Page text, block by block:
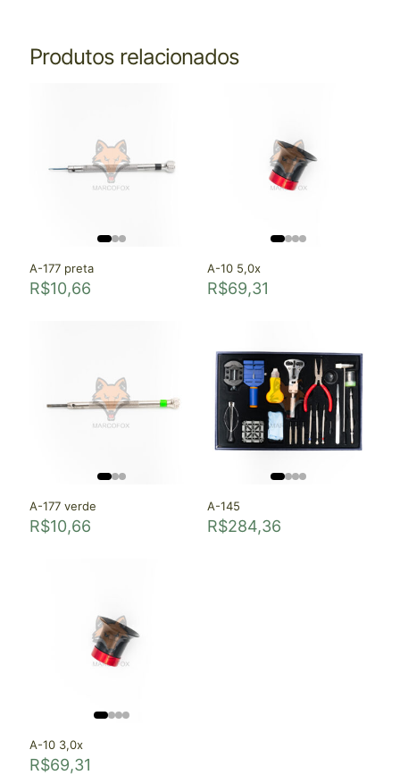
Produtos relacionados
A-177 preta
R$10,66
A-10 5,0x
R$69,31
A-177 verde
R$10,66
A-145
R$284,36
A-10 3,0x
R$69,31